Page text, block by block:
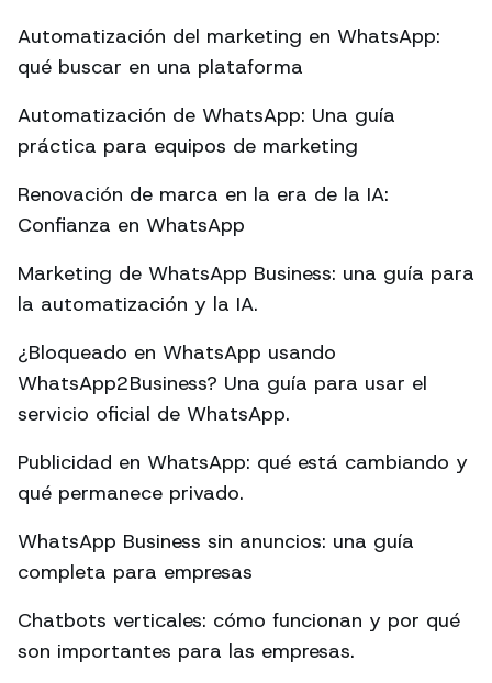
Automatización del marketing en WhatsApp:
qué buscar en una plataforma
Automatización de WhatsApp: Una guía
práctica para equipos de marketing
Renovación de marca en la era de la IA:
Confianza en WhatsApp
Marketing de WhatsApp Business: una guía para
la automatización y la IA.
¿Bloqueado en WhatsApp usando
WhatsApp2Business? Una guía para usar el
servicio oficial de WhatsApp.
Publicidad en WhatsApp: qué está cambiando y
qué permanece privado.
WhatsApp Business sin anuncios: una guía
completa para empresas
Chatbots verticales: cómo funcionan y por qué
son importantes para las empresas.